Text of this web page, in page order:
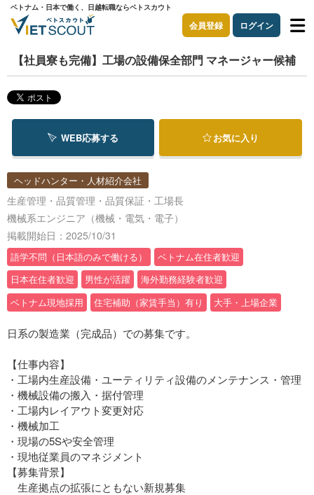
ベトナム・日本で働く、日越転職ならベトスカウト
会員登録 ログイン
【社員寮も完備】工場の設備保全部門 マネージャー候補
WEB応募する お気に入り
ヘッドハンター・人材紹介会社
生産管理・品質管理・品質保証・工場長
機械系エンジニア（機械・電気・電子）
掲載開始日：2025/10/31
語学不問（日本語のみで働ける）
ベトナム在住者歓迎
日本在住者歓迎
男性が活躍
海外勤務経験者歓迎
ベトナム現地採用
住宅補助（家賃手当）有り 大手・上場企業
日系の製造業（完成品）での募集です。
【仕事内容】
・工場内生産設備・ユーティリティ設備のメンテナンス・管理
・機械設備の搬入・据付管理
・工場内レイアウト変更対応
・機械加工
・現場の5Sや安全管理
・現地従業員のマネジメント
【募集背景】
生産拠点の拡張にともない新規募集